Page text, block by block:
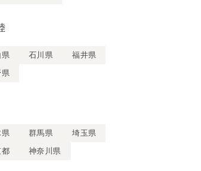
石川県
福井県
群馬県
埼玉県
都 神奈川県